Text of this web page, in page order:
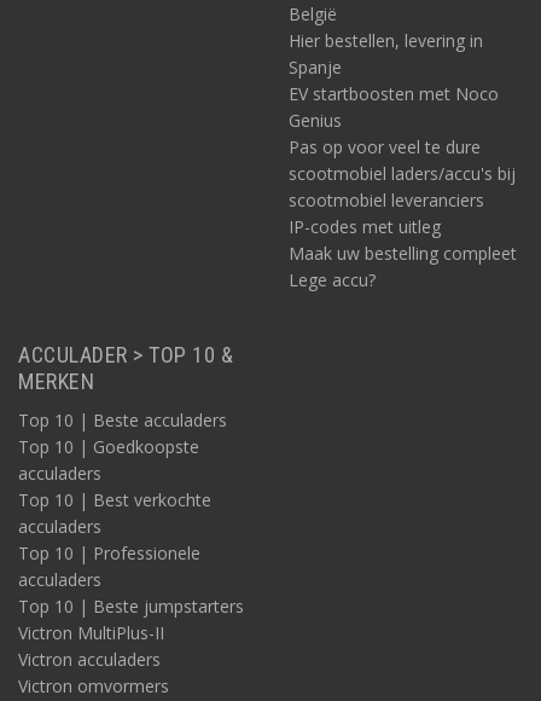
België
Hier bestellen, levering in
Spanje
EV startboosten met Noco
Genius
Pas op voor veel te dure
scootmobiel laders/accu's bij
scootmobiel leveranciers
IP-codes met uitleg
Maak uw bestelling compleet
Lege accu?
ACCULADER > TOP 10 &
MERKEN
Top 10 | Beste acculaders
Top 10 | Goedkoopste
acculaders
Top 10 | Best verkochte
acculaders
Top 10 | Professionele
acculaders
Top 10 | Beste jumpstarters
Victron MultiPlus-II
Victron acculaders
Victron omvormers